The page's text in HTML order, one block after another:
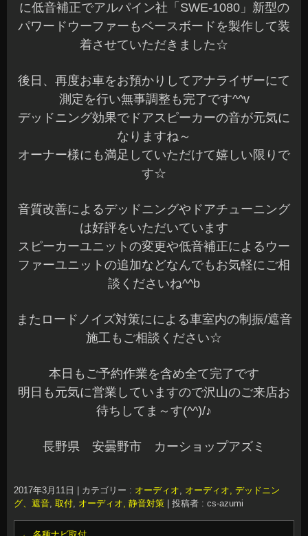
に低音補正でアルパイン社「SWE-1080」新型の
パワードウーファーもベースボードを製作して装
着させていただきました☆
後日、再度お車をお預かりしてアナライザーにて
測定を行い無事調整も完了です^^v
デッドニング効果でドアスピーカーの音が元気に
なりますね～
オーナー様にも満足していただけて嬉しい限りで
す☆
音質改善によるデッドニングやドアチューニング
は好評をいただいています
スピーカーユニットの変更や低音補正によるウー
ファーユニットの追加などなんでもお気軽にご相
談くださいね^^b
またロードノイズ対策にによる車室内の制振/遮音
施工もご相談ください☆
本日もご予約作業を含め全て完了です
明日も元気に営業していますので沢山のご来店お
待ちしてま～す(^^)/♪
長野県 安曇野市 カーショップアズミ
2017年3月11日 カテゴリー : オーディオ, オーディオ, デッドニン
グ、遮音, 取付, オーディオ, 静音対策 投稿者 : cs-azumi